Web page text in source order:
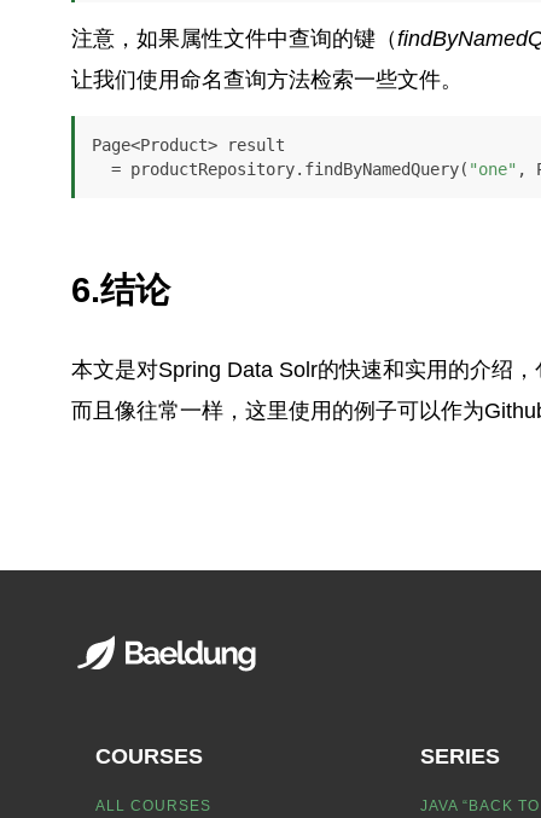
注意，如果属性文件中查询的键（
让我们使用命名查询方法检索一些文件。
Page<Product> result
  = productRepository.findByNamedQuery(
"one" ,
6.结论
本文是对Spring Data Solr的快速和实用的介绍
而且像往常一样，这里使用的例子可以作为
COURSES
ALL COURSES
SERIES
JAVA “BACK